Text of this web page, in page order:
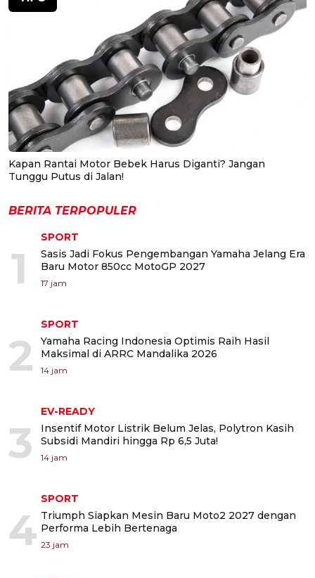
Kapan Rantai Motor Bebek Harus Diganti? Jangan
Tunggu Putus di Jalan!
BERITA TERPOPULER
1
SPORT
Sasis Jadi Fokus Pengembangan Yamaha Jelang Era
Baru Motor 850cc MotoGP 2027
17 jam
2
SPORT
Yamaha Racing Indonesia Optimis Raih Hasil
Maksimal di ARRC Mandalika 2026
14 jam
3
EV-READY
Insentif Motor Listrik Belum Jelas, Polytron Kasih
Subsidi Mandiri hingga Rp 6,5 Juta!
14 jam
4
SPORT
Triumph Siapkan Mesin Baru Moto2 2027 dengan
Performa Lebih Bertenaga
23 jam